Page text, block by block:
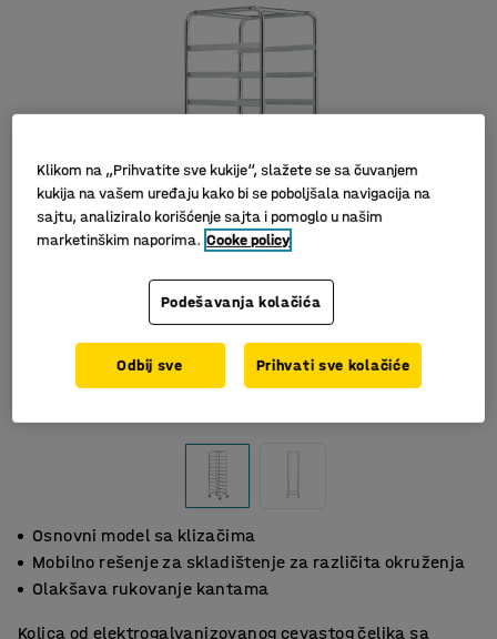
Slični proizvodi
Osnovni model sa klizačima
Mobilno rešenje za skladištenje za različita okruženja
Olakšava rukovanje kantama
Kolica od elektrogalvanizovanog cevastog čelika sa
Klikom na „Prihvatite sve kukije“, slažete se sa čuvanjem
kukija na vašem uređaju kako bi se poboljšala navigacija na
sajtu, analiziralo korišćenje sajta i pomoglo u našim
marketinškim naporima. Cooke policy
Podešavanja kolačića
Odbij sve Prihvati sve kolačiće